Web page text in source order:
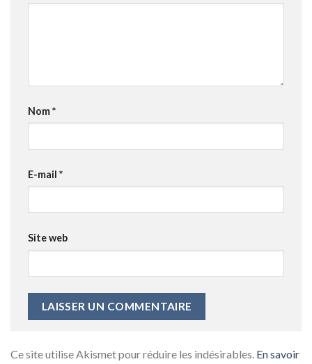
Nom*
E-mail *
Site web
Ce site utilise Akismet pour réduire les indésirables. En savoir